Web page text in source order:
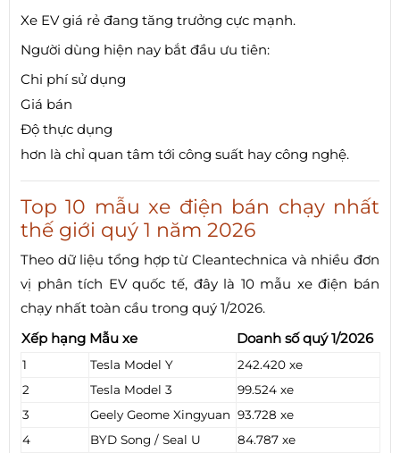
Xe EV giá rẻ đang tăng trưởng cực mạnh.
Người dùng hiện nay bắt đầu ưu tiên:
Chi phí sử dụng
Giá bán
Độ thực dụng
hơn là chỉ quan tâm tới công suất hay công nghệ.
Top 10 mẫu xe điện bán chạy nhất
thế giới quý 1 năm 2026
Theo dữ liệu tổng hợp từ Cleantechnica và nhiều đơn
vị phân tích EV quốc tế, đây là 10 mẫu xe điện bán
chạy nhất toàn cầu trong quý 1/2026.
Xếp hạng Mẫu xe Doanh số quý 1/2026
1 Tesla Model Y
242.420 xe
2
Tesla Model 3
99.524 xe
3
Geely Geome Xingyuan 93.728 xe
4
BYD Song / Seal U
84.787 xe